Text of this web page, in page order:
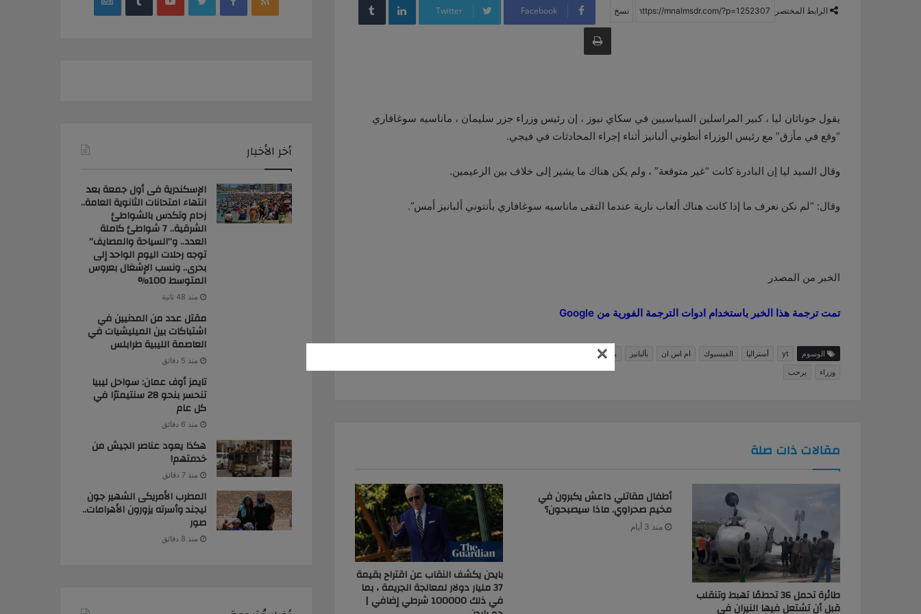
الرابط المختصر Facebook
Twitter
طباعة
يقول جوناثان ليا ، كبير المراسلين السياسيين في سكاي نيوز ، إن رئيس وزراء جزر سليمان ، ماناسيه سوغافاري
“وقع في مأزق” مع رئيس الوزراء أنطوني ألبانيز أثناء إجراء المحادثات في فيجي.
وقال السيد ليا إن البادرة كانت “غير متوقعة” ، ولم يكن هناك ما يشير إلى خلاف بين الزعيمين.
وقال: “لم نكن نعرف ما إذا كانت هناك ألعاب نارية عندما التقى ماناسيه سوغافاري بأنتوني ألبانيز أمس”.
الخبر من المصدر
تمت ترجمة هذا الخبر باستخدام ادوات الترجمة الفورية من Google
الوسوم yt أستراليا الفيسبوك ام اس ان بألبانيز باحتضان
وزراء
يرحب
مقالات ذات صلة
طائرة تحمل 36 تحطمًا تهبط وتنقلب
قبل أن تشتعل فيها النيران في
أطفال مقاتلي داعش يكبرون في
مخيم صحراوي. ماذا سيصبحون؟
منذ 3 أيام
بايدن يكشف النقاب عن اقتراح بقيمة
37 مليار دولار لمعالجة الجريمة ، بما
في ذلك 100000 شرطي إضافي |
أخر الأخبار
الإسكندرية فى أول جمعة بعد
انتهاء امتحانات الثانوية العامة..
زحام وتكدس بالشواطئ
الشرقية.. 7 شواطئ كاملة
العدد.. و”السياحة والمصايف”
توجه رحلات اليوم الواحد إلى
بحرى.. ونسب الإشغال بعروس
المتوسط 100%
منذ 48 ثانية
مقتل عدد من المدنيين في
اشتباكات بين الميليشيات في
العاصمة الليبية طرابلس
منذ 5 دقائق
تايمز أوف عمان: سواحل ليبيا
تنحسر بنحو 28 سنتيمترًا في
كل عام
منذ 6 دقائق
هكذا يعود عناصر الجيش من
خدمتهم!
منذ 7 دقائق
المطرب الأمريكى الشهير جون
ليجند وأسرته يزورون الأهرامات..
صور
منذ 8 دقائق
×